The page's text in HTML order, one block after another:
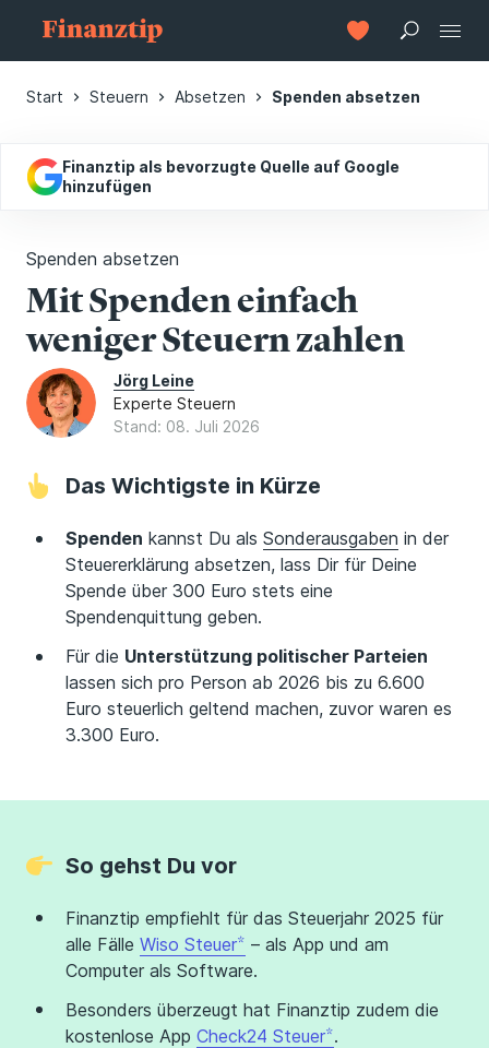
Start Steuern Absetzen Spenden absetzen
Finanztip als bevorzugte Quelle auf Google
hinzufügen
Spenden absetzen
Mit Spenden einfach
weniger Steuern zahlen
Jörg Leine
Experte Steuern
Stand: 08. Juli 2026
Das Wichtigste in Kürze
Spenden kannst Du als Sonderausgaben in der
Steuererklärung absetzen, lass Dir für Deine
Spende über 300 Euro stets eine
Spendenquittung geben.
Für die Unterstützung politischer Parteien
lassen sich pro Person ab 2026 bis zu 6.600
Euro steuerlich geltend machen, zuvor waren es
3.300 Euro.
So gehst Du vor
Finanztip empfiehlt für das Steuerjahr 2025 für
alle Fälle Wiso Steuer
– als App und am
Computer als Software.
Besonders überzeugt hat Finanztip zudem die
kostenlose App Check24 Steuer .